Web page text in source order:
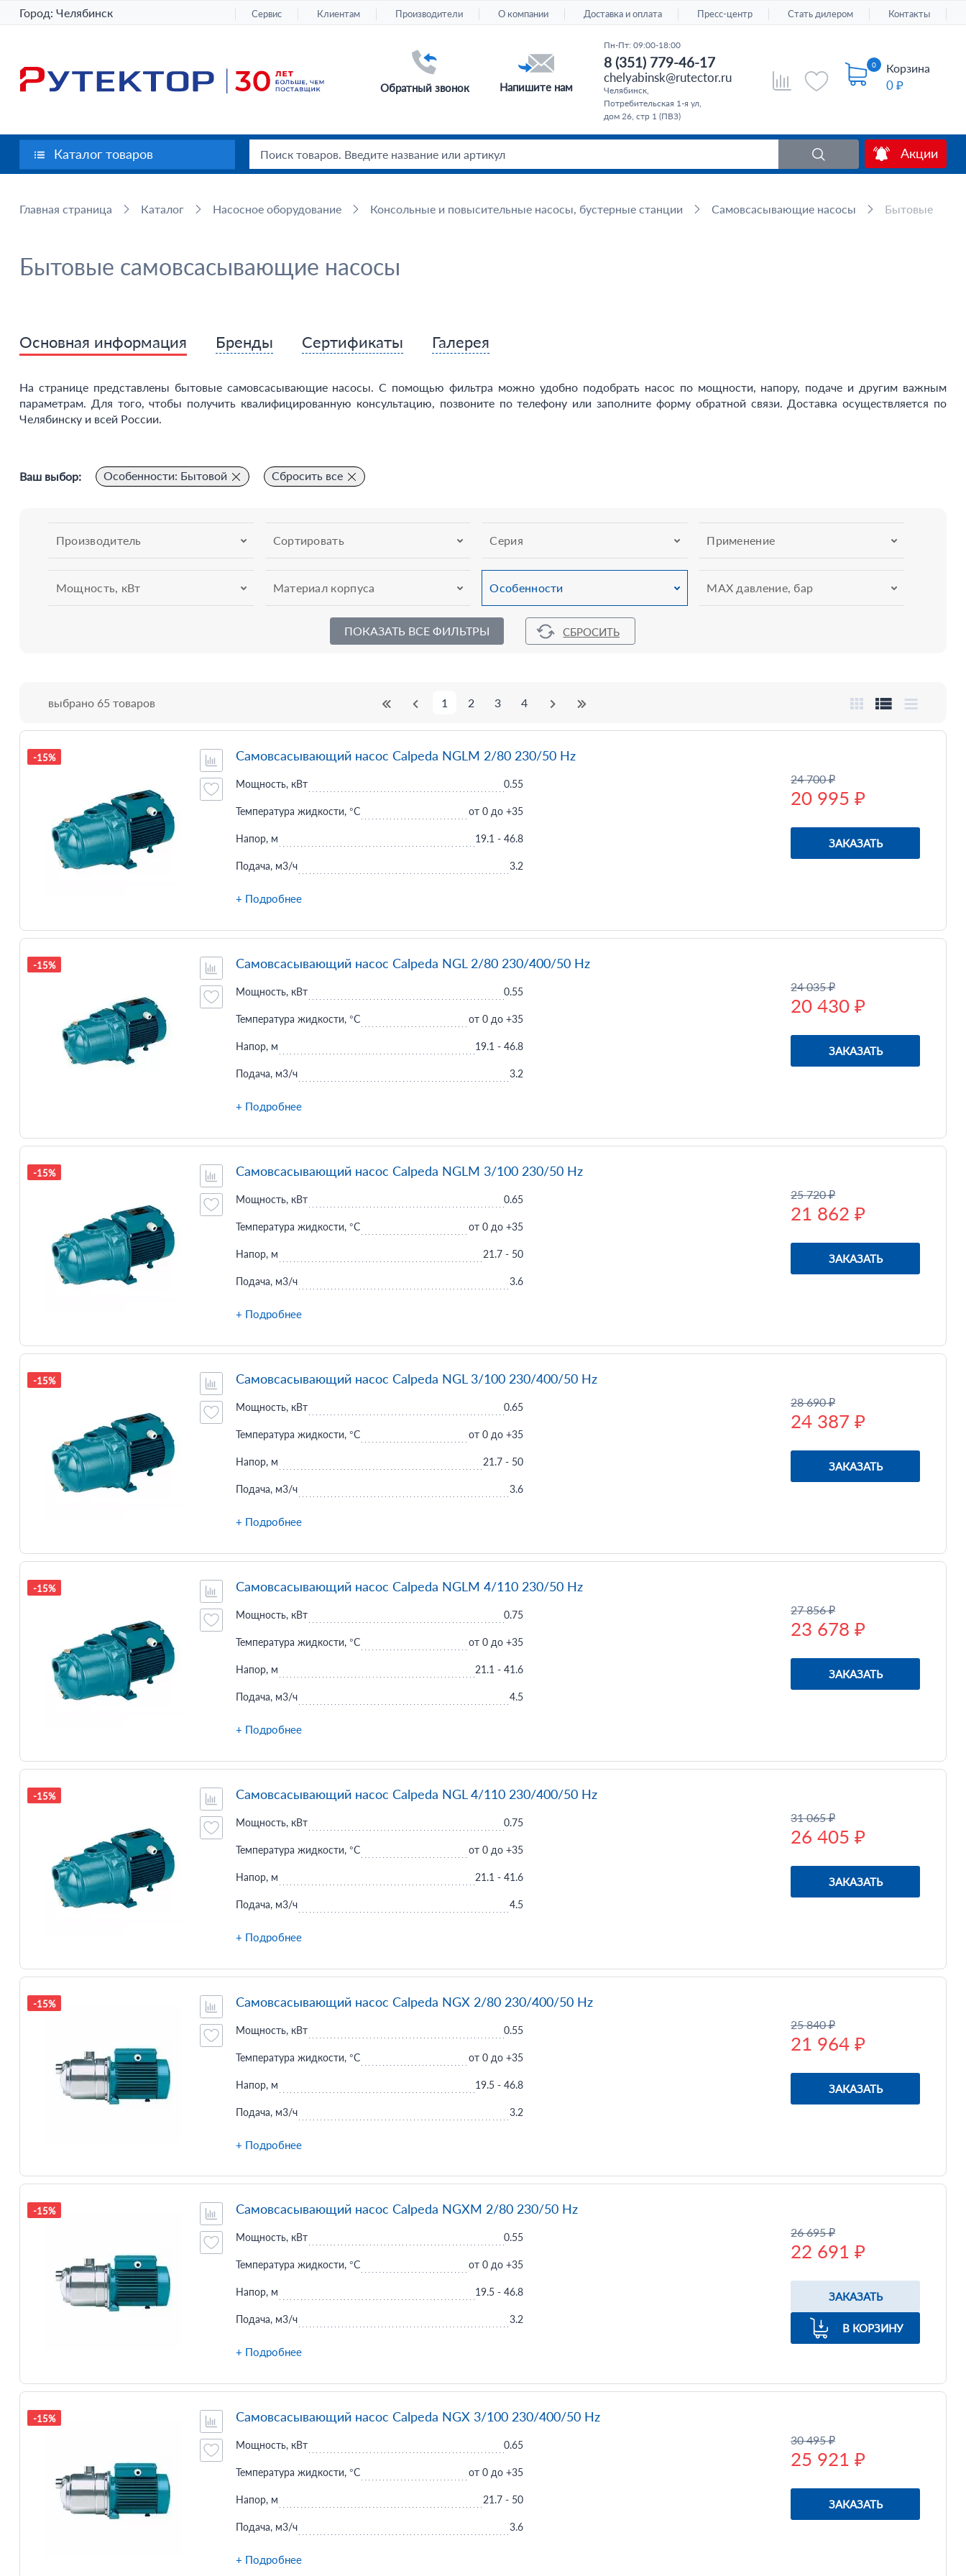
Город: Челябинск Сервис Клиентам Производители О компании Доставка и оплата Пресс-центр Стать дилером Контакты
0 Корзина
0 ₽
Обратный звонок Напишите нам
Пн-Пт: 09:00-18:00
8 (351) 779-46-17
chelyabinsk@rutector.ru
Челябинск,
Потребительская 1-я ул,
дом 26, стр 1 (ПВЗ)
Акции
Каталог товаров
Главная страница Каталог Насосное оборудование Консольные и повысительные насосы, бустерные станции Самовсасывающие насосы Бытовые
Бытовые самовсасывающие насосы
Основная информация Бренды Сертификаты Галерея
На странице представлены бытовые самовсасывающие насосы. С помощью фильтра можно удобно подобрать насос по мощности, напору, подаче и другим важным
параметрам. Для того, чтобы получить квалифицированную консультацию, позвоните по телефону или заполните форму обратной связи. Доставка осуществляется по
Челябинску и всей России.
Ваш выбор: Особенности: Бытовой Сбросить все
Сортировать
Производитель Серия Применение
Мощность, кВт Материал корпуса Особенности MAX давление, бар
ПОКАЗАТЬ ВСЕ ФИЛЬТРЫ
выбрано 65 товаров 1 2 3 4
-15%
24 700 ₽
20 995 ₽
ЗАКАЗАТЬ
Самовсасывающий насос Calpeda NGLM 2/80 230/50 Hz
Мощность, кВт 0.55
Температура жидкости, °C от 0 до +35
Напор, м 19.1 - 46.8
Подача, м3/ч 3.2
+ Подробнее
-15%
24 035 ₽
20 430 ₽
ЗАКАЗАТЬ
Самовсасывающий насос Calpeda NGL 2/80 230/400/50 Hz
Мощность, кВт 0.55
Температура жидкости, °C от 0 до +35
Напор, м 19.1 - 46.8
Подача, м3/ч 3.2
+ Подробнее
-15%
25 720 ₽
21 862 ₽
ЗАКАЗАТЬ
Самовсасывающий насос Calpeda NGLM 3/100 230/50 Hz
Мощность, кВт 0.65
Температура жидкости, °C от 0 до +35
Напор, м 21.7 - 50
Подача, м3/ч 3.6
+ Подробнее
-15%
28 690 ₽
24 387 ₽
ЗАКАЗАТЬ
Самовсасывающий насос Calpeda NGL 3/100 230/400/50 Hz
Мощность, кВт 0.65
Температура жидкости, °C от 0 до +35
Напор, м 21.7 - 50
Подача, м3/ч 3.6
+ Подробнее
-15%
27 856 ₽
23 678 ₽
ЗАКАЗАТЬ
Самовсасывающий насос Calpeda NGLM 4/110 230/50 Hz
Мощность, кВт 0.75
Температура жидкости, °C от 0 до +35
Напор, м 21.1 - 41.6
Подача, м3/ч 4.5
+ Подробнее
-15%
31 065 ₽
26 405 ₽
ЗАКАЗАТЬ
Самовсасывающий насос Calpeda NGL 4/110 230/400/50 Hz
Мощность, кВт 0.75
Температура жидкости, °C от 0 до +35
Напор, м 21.1 - 41.6
Подача, м3/ч 4.5
+ Подробнее
-15%
25 840 ₽
21 964 ₽
ЗАКАЗАТЬ
Самовсасывающий насос Calpeda NGX 2/80 230/400/50 Hz
Мощность, кВт 0.55
Температура жидкости, °C от 0 до +35
Напор, м 19.5 - 46.8
Подача, м3/ч 3.2
+ Подробнее
-15%
26 695 ₽
22 691 ₽
ЗАКАЗАТЬ
В КОРЗИНУ
Самовсасывающий насос Calpeda NGXM 2/80 230/50 Hz
Мощность, кВт 0.55
Температура жидкости, °C от 0 до +35
Напор, м 19.5 - 46.8
Подача, м3/ч 3.2
+ Подробнее
-15%
30 495 ₽
25 921 ₽
ЗАКАЗАТЬ
Самовсасывающий насос Calpeda NGX 3/100 230/400/50 Hz
Мощность, кВт 0.65
Температура жидкости, °C от 0 до +35
Напор, м 21.7 - 50
Подача, м3/ч 3.6
+ Подробнее